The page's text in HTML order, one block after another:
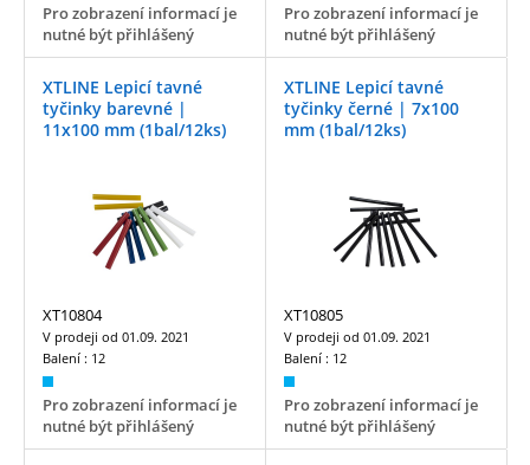
Pro zobrazení informací je
nutné být přihlášený
Pro zobrazení informací je
nutné být přihlášený
XTLINE Lepicí tavné
tyčinky barevné |
11x100 mm (1bal/12ks)
XT10804
V prodeji od 01.09. 2021
Balení : 12
Pro zobrazení informací je
nutné být přihlášený
XTLINE Lepicí tavné
tyčinky černé | 7x100
mm (1bal/12ks)
XT10805
V prodeji od 01.09. 2021
Balení : 12
Pro zobrazení informací je
nutné být přihlášený